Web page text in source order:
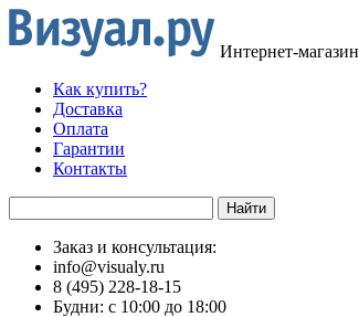
Интернет-магазин
Как купить?
Доставка
Оплата
Гарантии
Контакты
Заказ и консультация:
info@visualy.ru
8 (495) 228-18-15
Будни: с 10:00 до 18:00